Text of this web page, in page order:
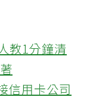
教1分鐘清
信用卡公司